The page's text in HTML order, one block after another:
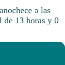
a las
de 13 horas y 0